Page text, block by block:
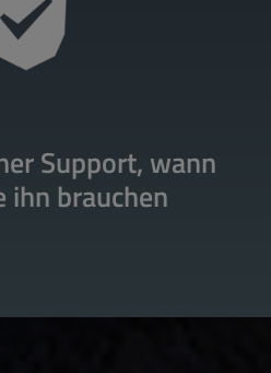
Support, wann
ihn brauchen